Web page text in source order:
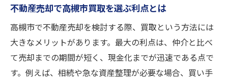
プロが教える不動産売却の注意点
高槻市特有の不動産売却リスクと対策法
不動産売却で高槻市買取を選ぶ利点とは
高槻市で不動産売却を検討する際、買取という方法には
大きなメリットがあります。最大の利点は、仲介と比べ
て売却までの期間が短く、現金化までが迅速である点で
す。例えば、相続や急な資産整理が必要な場合、買い手